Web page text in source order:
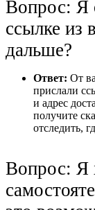
Вопрос: Я
ссылке из
дальше?
Ответ: От
прислали
и адрес
получите
отследить,
Вопрос: Я